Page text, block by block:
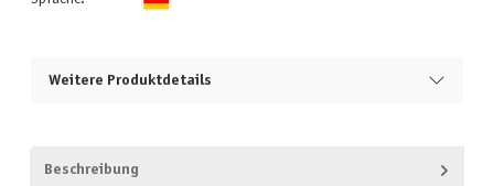
Weitere Produktdetails
Beschreibung